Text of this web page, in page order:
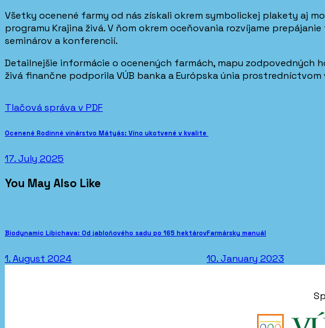
Všetky ocenené farmy od nás získali okrem symbolickej plakety aj
programu Krajina živá. V ňom okrem oceňovania rozvíjame
seminárov a konferencií.
Detailnejšie informácie o ocenených farmách, mapu
živá finančne podporila VÚB banka a Európska únia prostredníctvom
Tlačová správa v PDF
Post
navigation
Previous
Ocenené Rodinné vinárstvo Mátyás: Víno ukotvené v kvalite
17. July 2025
You May Also Like
Biodynamic Libichava: Od jabloňového sadu po 165 hektárov
1. August 2024
Farmársky manuál
10. January 2023